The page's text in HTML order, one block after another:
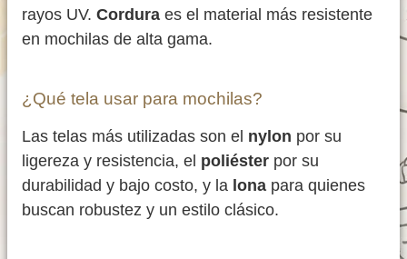
rayos UV. Cordura es el material más resistente
en mochilas de alta gama.
¿Qué tela usar para mochilas?
Las telas más utilizadas son el nylon por su
ligereza y resistencia, el poliéster por su
durabilidad y bajo costo, y la lona para quienes
buscan robustez y un estilo clásico.